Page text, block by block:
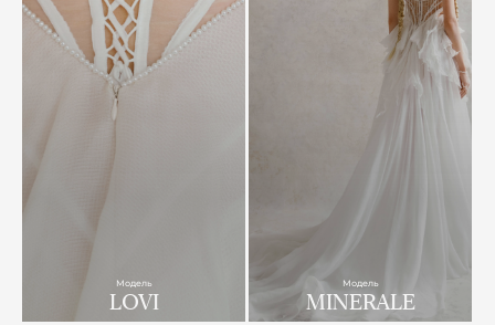
Модель
LOVI
Модель
MINERALE